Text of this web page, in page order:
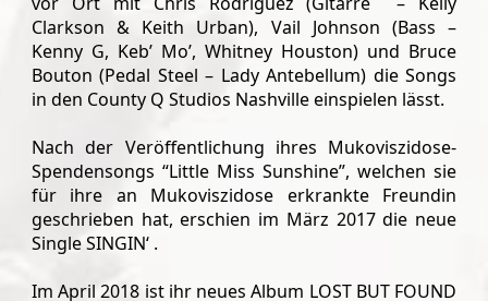
Clarkson & Keith Urban), Vail Johnson (Bass –
Kenny G, Keb’ Mo’, Whitney Houston) und Bruce
Bouton (Pedal Steel – Lady Antebellum) die Songs
in den County Q Studios Nashville einspielen lässt.
Nach der Veröffentlichung ihres Mukoviszidose-
Spendensongs “Little Miss Sunshine”, welchen sie
für ihre an Mukoviszidose erkrankte Freundin
geschrieben hat, erschien im März 2017 die neue
Single SINGIN‘ .
Im April 2018 ist ihr neues Album LOST BUT FOUND